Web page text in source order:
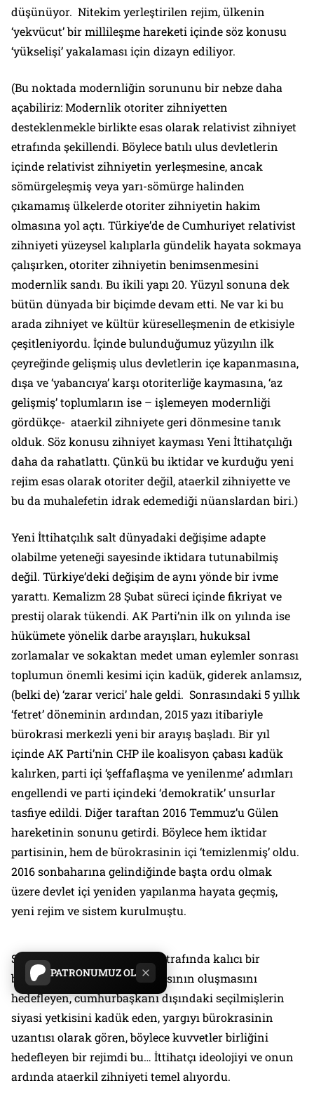
PATRONUMUZ OL
düşünüyor. Nitekim yerleştirilen rejim, ülkenin
‘yekvücut’ bir millileşme hareketi içinde söz konusu
‘yükselişi’ yakalaması için dizayn ediliyor.
(Bu noktada modernliğin sorununu bir nebze daha
açabiliriz: Modernlik otoriter zihniyetten
desteklenmekle birlikte esas olarak relativist zihniyet
etrafında şekillendi. Böylece batılı ulus devletlerin
içinde relativist zihniyetin yerleşmesine, ancak
sömürgeleşmiş veya yarı-sömürge halinden
çıkamamış ülkelerde otoriter zihniyetin hakim
olmasına yol açtı. Türkiye’de de Cumhuriyet relativist
zihniyeti yüzeysel kalıplarla gündelik hayata sokmaya
çalışırken, otoriter zihniyetin benimsenmesini
modernlik sandı. Bu ikili yapı 20. Yüzyıl sonuna dek
bütün dünyada bir biçimde devam etti. Ne var ki bu
arada zihniyet ve kültür küreselleşmenin de etkisiyle
çeşitleniyordu. İçinde bulunduğumuz yüzyılın ilk
çeyreğinde gelişmiş ulus devletlerin içe kapanmasına,
dışa ve ‘yabancıya’ karşı otoriterliğe kaymasına, ‘az
gelişmiş’ toplumların ise – işlemeyen modernliği
gördükçe- ataerkil zihniyete geri dönmesine tanık
olduk. Söz konusu zihniyet kayması Yeni İttihatçılığı
daha da rahatlattı. Çünkü bu iktidar ve kurduğu yeni
rejim esas olarak otoriter değil, ataerkil zihniyette ve
bu da muhalefetin idrak edemediği nüanslardan biri.)
Yeni İttihatçılık salt dünyadaki değişime adapte
olabilme yeteneği sayesinde iktidara tutunabilmiş
değil. Türkiye’deki değişim de aynı yönde bir ivme
yarattı. Kemalizm 28 Şubat süreci içinde fikriyat ve
prestij olarak tükendi. AK Parti’nin ilk on yılında ise
hükümete yönelik darbe arayışları, hukuksal
zorlamalar ve sokaktan medet uman eylemler sonrası
toplumun önemli kesimi için kadük, giderek anlamsız,
(belki de) ‘zarar verici’ hale geldi. Sonrasındaki 5 yıllık
‘fetret’ döneminin ardından, 2015 yazı itibariyle
bürokrasi merkezli yeni bir arayış başladı. Bir yıl
içinde AK Parti’nin CHP ile koalisyon çabası kadük
kalırken, parti içi ‘şeffaflaşma ve yenilenme’ adımları
engellendi ve parti içindeki ‘demokratik’ unsurlar
tasfiye edildi. Diğer taraftan 2016 Temmuz’u Gülen
hareketinin sonunu getirdi. Böylece hem iktidar
partisinin, hem de bürokrasinin içi ‘temizlenmiş’ oldu.
2016 sonbaharına gelindiğinde başta ordu olmak
üzere devlet içi yeniden yapılanma hayata geçmiş,
yeni rejim ve sistem kurulmuştu.
Seçilmiş bir siyasetçi (‘kral’) etrafında kalıcı bir
bürokratik karar mekanizmasının oluşmasını
hedefleyen, cumhurbaşkanı dışındaki seçilmişlerin
siyasi yetkisini kadük eden, yargıyı bürokrasinin
uzantısı olarak gören, böylece kuvvetler birliğini
hedefleyen bir rejimdi bu… İttihatçı ideolojiyi ve onun
ardında ataerkil zihniyeti temel alıyordu.